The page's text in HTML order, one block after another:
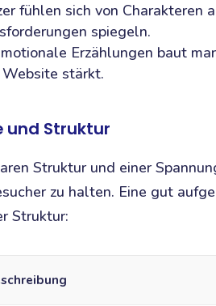
fühlen sich von Charakteren
spiegeln.
Erzählungen baut
stärkt.
und Struktur
Struktur und einer
zu halten. Eine gut
Struktur: